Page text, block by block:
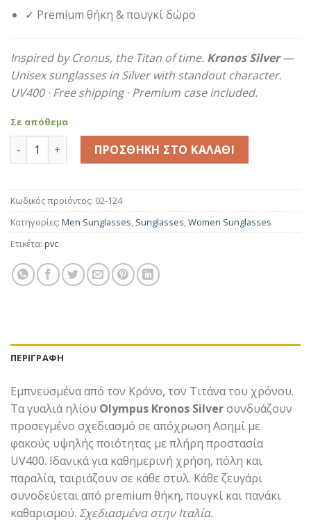
✓ Premium θήκη & πουγκί δώρο
Inspired by Cronus, the Titan of time. Kronos Silver—
Unisex sunglasses in Silver with standout character.
UV400 · Free shipping · Premium case included.
Σε απόθεμα
Kronos Silver ποσότηταΠΡΟΣΘΉΚΗ ΣΤΟ ΚΑΛΆΘΙ
Κωδικός προϊόντος: 02-124
Κατηγορίες: Men Sunglasses, Sunglasses,Women Sunglasses
Ετικέτα: pvc
ΠΕΡΙΓΡΑΦΉ
Εμπνευσμένα από τον Κρόνο, τον Τιτάνα του χρόνου.
Τα γυαλιά ηλίου Olympus Kronos Silverσυνδυάζουν
προσεγμένο σχεδιασμό σε απόχρωση Ασημί με
φακούς υψηλής ποιότητας με πλήρη προστασία
UV400. Ιδανικά για καθημερινή χρήση, πόλη και
παραλία, ταιριάζουν σε κάθε στυλ. Κάθε ζευγάρι
συνοδεύεται από premium θήκη, πουγκί και πανάκι
καθαρισμού. Σχεδιασμένα στην Ιταλία.